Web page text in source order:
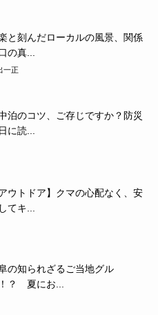
と刻んだローカルの風景、関係
の真...
一正
泊のコツ、ご存じですか？防災
に読...
アウトドア】クマの心配なく、安
てキ...
の知られざるご当地グル
？ 夏にお...